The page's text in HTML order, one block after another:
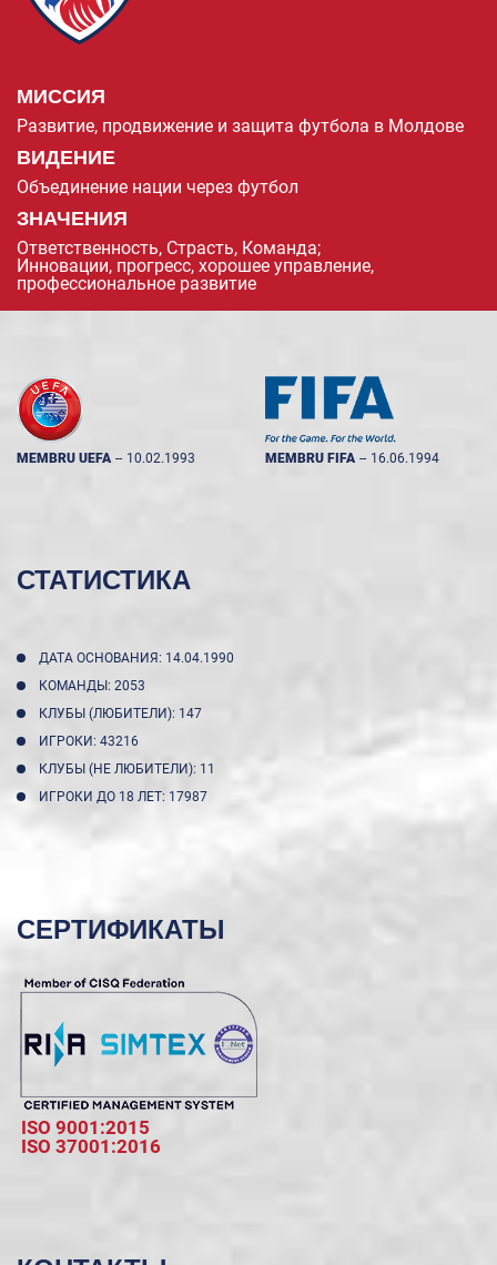
МИССИЯ
Развитие, продвижение и защита футбола в Молдове
ВИДЕНИЕ
Объединение нации через футбол
ЗНАЧЕНИЯ
Ответственность, Страсть, Команда;
Инновации, прогресс, хорошее управление,
профессиональное развитие
MEMBRU UEFA -- 10.02.1993 MEMBRU FIFA -- 16.06.1994
СТАТИСТИКА
ДАТА ОСНОВАНИЯ: 14.04.1990
КОМАНДЫ: 2053
КЛУБЫ (ЛЮБИТЕЛИ): 147
ИГРОКИ: 43216
КЛУБЫ (НЕ ЛЮБИТЕЛИ): 11
ИГРОКИ ДО 18 ЛЕТ: 17987
СЕРТИФИКАТЫ
ISO 9001:2015
ISO 37001:2016